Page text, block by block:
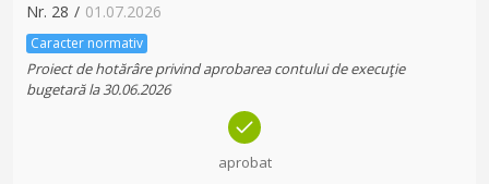
Nr. 28 / 01.07.2026
Caracter normativ
Proiect de hotărâre privind aprobarea contului de execuţie
bugetară la 30.06.2026
aprobat